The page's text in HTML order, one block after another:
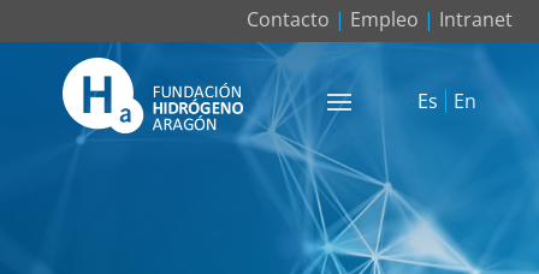
Contacto | Empleo | Intranet
Es En